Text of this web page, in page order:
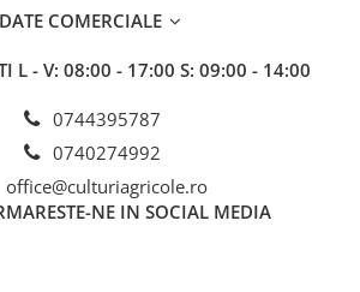
DATE COMERCIALE
L - V: 08:00 - 17:00 S: 09:00 - 14:00
0744395787
0740274992
office@culturiagricole.ro
NE IN SOCIAL MEDIA